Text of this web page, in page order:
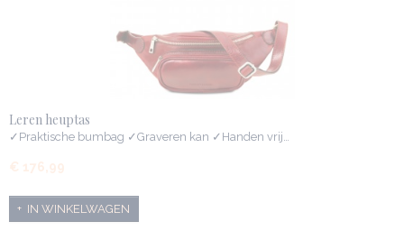
Leren heuptas
✓Praktische bumbag ✓Graveren kan ✓Handen vrij…
€ 176,99
IN WINKELWAGEN